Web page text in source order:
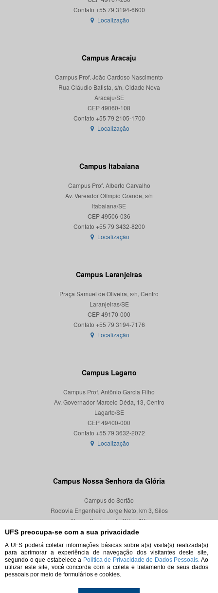
UFS preocupa-se com a sua privacidade
A UFS poderá coletar informações básicas sobre a(s) visita(s) realizada(s)
para aprimorar a experiência de navegação dos visitantes deste site,
segundo o que estabelece a Política de Privacidade de Dados Pessoais. Ao
utilizar este site, você concorda com a coleta e tratamento de seus dados
pessoais por meio de formulários e cookies.
Localização
Campus Aracaju
Campus Prof. João Cardoso Nascimento
Rua Cláudio Batista, s/n, Cidade Nova
Aracaju/SE
CEP 49060-108
Localização
Campus Itabaiana
Campus Prof. Alberto Carvalho
Av. Vereador Olímpio Grande, s/n
Itabaiana/SE
CEP 49506-036
Localização
Campus Laranjeiras
Praça Samuel de Oliveira, s/n, Centro
Laranjeiras/SE
CEP 49170-000
Localização
Campus Lagarto
Campus Prof. Antônio Garcia Filho
Av. Governador Marcelo Déda, 13, Centro
Lagarto/SE
CEP 49400-000
Localização
Campus Nossa Senhora da Glória
Campus do Sertão
Rodovia Engenheiro Jorge Neto, km 3, Silos
Nossa Senhora da Glória/SE
CEP 49680-000
Localização